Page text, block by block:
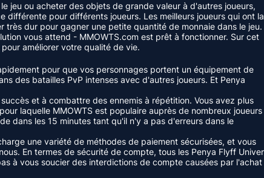
jeu ou acheter des objets de grande valeur à d'autres joueurs,
pour différents joueurs. Les meilleurs joueurs qui ont la
dur pour gagner une petite quantité de monnaie dans le jeu.
vous attend - MMOWTS.com est prêt à fonctionner. Sur cet
améliorer votre qualité de vie.
pour que vos personnages portent un équipement de
des batailles PvP intenses avec d'autres joueurs. Et Penya
et à combattre des ennemis à répétition. Vous avez plus
laquelle MMOWTS est populaire auprès de nombreux joueurs
dans les 15 minutes tant qu'il n'y a pas d'erreurs dans le
une variété de méthodes de paiement sécurisées, et vous
En termes de sécurité de compte, tous les Penya Flyff Univer
à vous soucier des interdictions de compte causées par l'achat